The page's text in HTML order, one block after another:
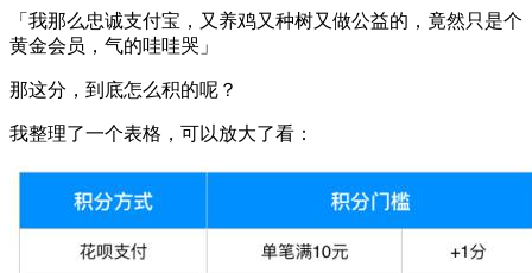
「我那么忠诚支付宝，又养鸡又种树又做公益的，竟然只是个
黄金会员，气的哇哇哭」
那这分，到底怎么积的呢？
我整理了一个表格，可以放大了看：